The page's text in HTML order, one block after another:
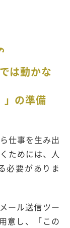
は動かな
」の準備
仕事を生み出
ためには、人
必要がありま
ール送信ツー
意し、「この